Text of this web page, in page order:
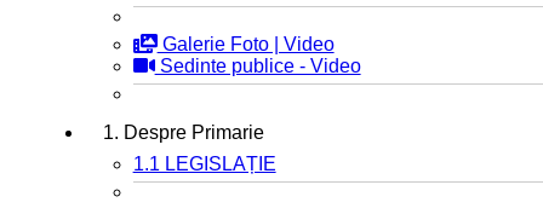
Galerie Foto | Video
Sedinte publice - Video
1. Despre Primarie
1.1 LEGISLAȚIE